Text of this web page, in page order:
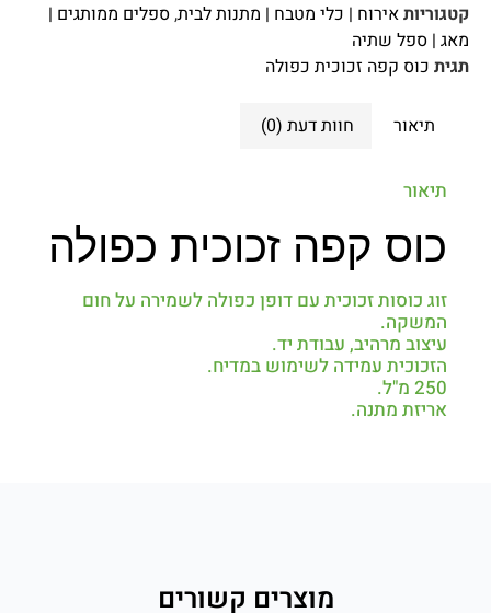
קטגוריותאירוח | כלי מטבח | מתנות לבית,ספלים ממותגים |
מאג | ספל שתיה
תגית כוס קפה זכוכית כפולה
תיאור חוות דעת (0)
תיאור
כוס קפה זכוכית כפולה
זוג כוסות זכוכית עם דופן כפולה לשמירה על חום
המשקה.
עיצוב מרהיב, עבודת יד.
הזכוכית עמידה לשימוש במדיח.
250 מ"ל.
אריזת מתנה.
מוצרים קשורים